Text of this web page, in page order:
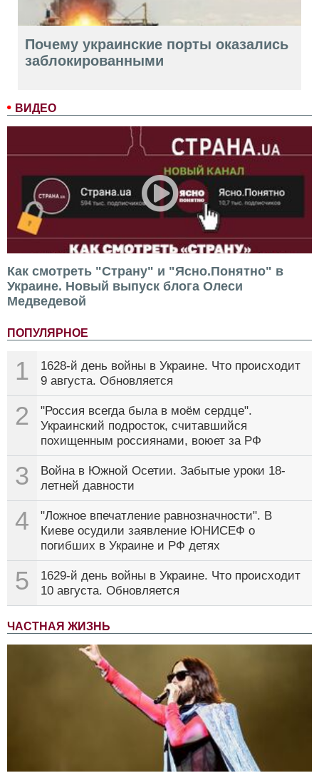
ВИДЕО
Как смотреть "Страну" и "Ясно.Понятно" в
Украине. Новый выпуск блога Олеси
Медведевой
ПОПУЛЯРНОЕ
1
1628-й день войны в Украине. Что происходит
9 августа. Обновляется
2
"Россия всегда была в моём сердце".
Украинский подросток, считавшийся
похищенным россиянами, воюет за РФ
3
Война в Южной Осетии. Забытые уроки 18-
летней давности
4
"Ложное впечатление равнозначности". В
Киеве осудили заявление ЮНИСЕФ о
погибших в Украине и РФ детях
5
1629-й день войны в Украине. Что происходит
10 августа. Обновляется
ЧАСТНАЯ ЖИЗНЬ
Почему украинские порты оказались
заблокированными